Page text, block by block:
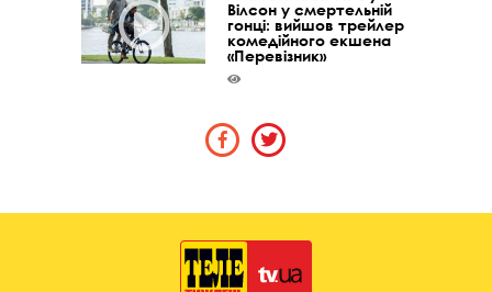
Вілсон у смертельній
гонці: вийшов трейлер
комедійного екшена
«Перевізник»